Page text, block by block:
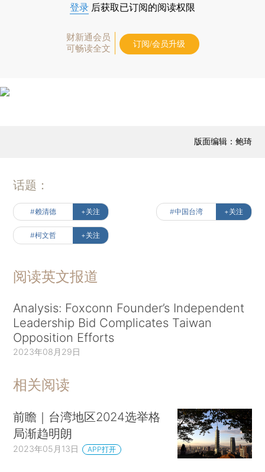
登录 后获取已订阅的阅读权限
财新通会员
可畅读全文
订阅/会员升级
版面编辑：鲍琦
话题：
#赖清德 +关注 #中国台湾 +关注
#柯文哲 +关注
阅读英文报道
Analysis: Foxconn Founder’s Independent
Leadership Bid Complicates Taiwan
Opposition Efforts
2023年08月29日
相关阅读
前瞻｜台湾地区2024选举格
局渐趋明朗
2023年05月13日 APP打开